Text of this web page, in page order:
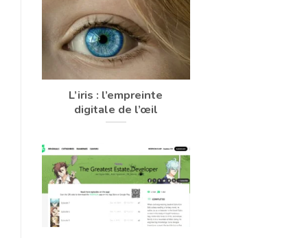
L’iris : l’empreinte
digitale de l’œil